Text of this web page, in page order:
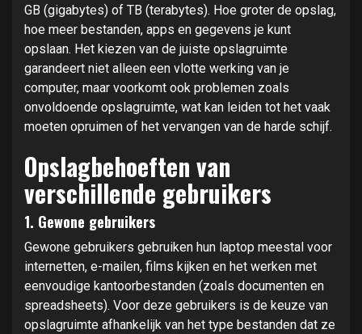
GB (gigabytes) of TB (terabytes). Hoe groter de opslag,
hoe meer bestanden, apps en gegevens je kunt
opslaan. Het kiezen van de juiste opslagruimte
garandeert niet alleen een vlotte werking van je
computer, maar voorkomt ook problemen zoals
onvoldoende opslagruimte, wat kan leiden tot het vaak
moeten opruimen of het vervangen van de harde schijf.
Opslagbehoeften van
verschillende gebruikers
1. Gewone gebruikers
Gewone gebruikers gebruiken hun laptop meestal voor
internetten, e-mailen, films kijken en het werken met
eenvoudige kantoorbestanden (zoals documenten en
spreadsheets). Voor deze gebruikers is de keuze van
opslagruimte afhankelijk van het type bestanden dat ze